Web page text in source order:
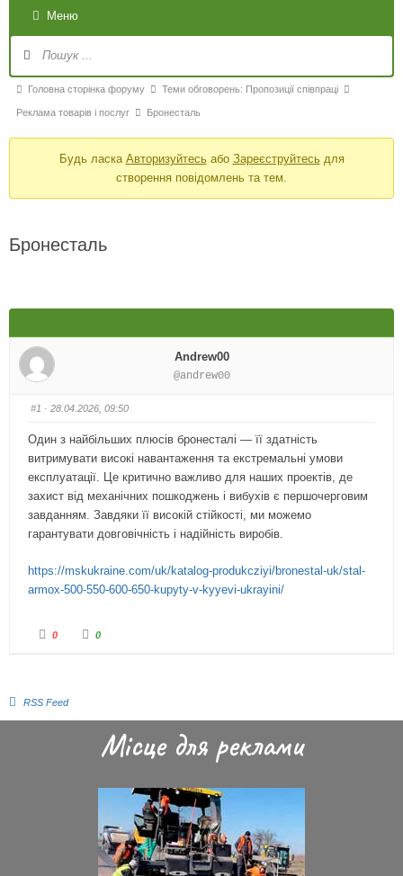
Меню
Головна сторінка форуму Теми обговорень: Пропозиції співпраці
Реклама товарів і послуг Бронесталь
Будь ласка Авторизуйтесьабо Зареєструйтесьдля
створення повідомлень та тем.
Бронесталь
Andrew00
@andrew00
#1 · 28.04.2026, 09:50
Один з найбільших плюсів бронесталі — її здатність
витримувати високі навантаження та екстремальні умови
експлуатації. Це критично важливо для наших проектів, де
захист від механічних пошкоджень і вибухів є першочерговим
завданням. Завдяки її високій стійкості, ми можемо
гарантувати довговічність і надійність виробів.
https://mskukraine.com/uk/katalog-produkcziyi/bronestal-uk/stal-
armox-500-550-600-650-kupyty-v-kyyevi-ukrayini/
0 0
RSS Feed
Місце для реклами